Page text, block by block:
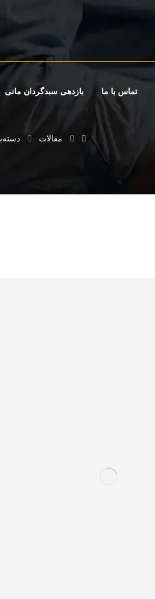
تماس با ما بازدهی سبدگردان مانی
مقالات